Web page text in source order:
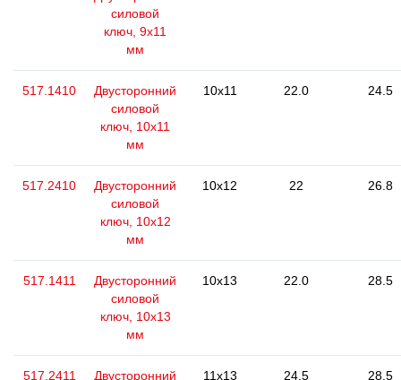
силовой
ключ, 9x11
мм
517.1410
Двусторонний
силовой
ключ, 10x11
мм
10x11 22.0 24.5
517.2410
Двусторонний
силовой
ключ, 10x12
мм
10x12 22 26.8
517.1411
Двусторонний
силовой
ключ, 10x13
мм
10x13 22.0 28.5
517.2411
Двусторонний
11x13 24.5 28.5